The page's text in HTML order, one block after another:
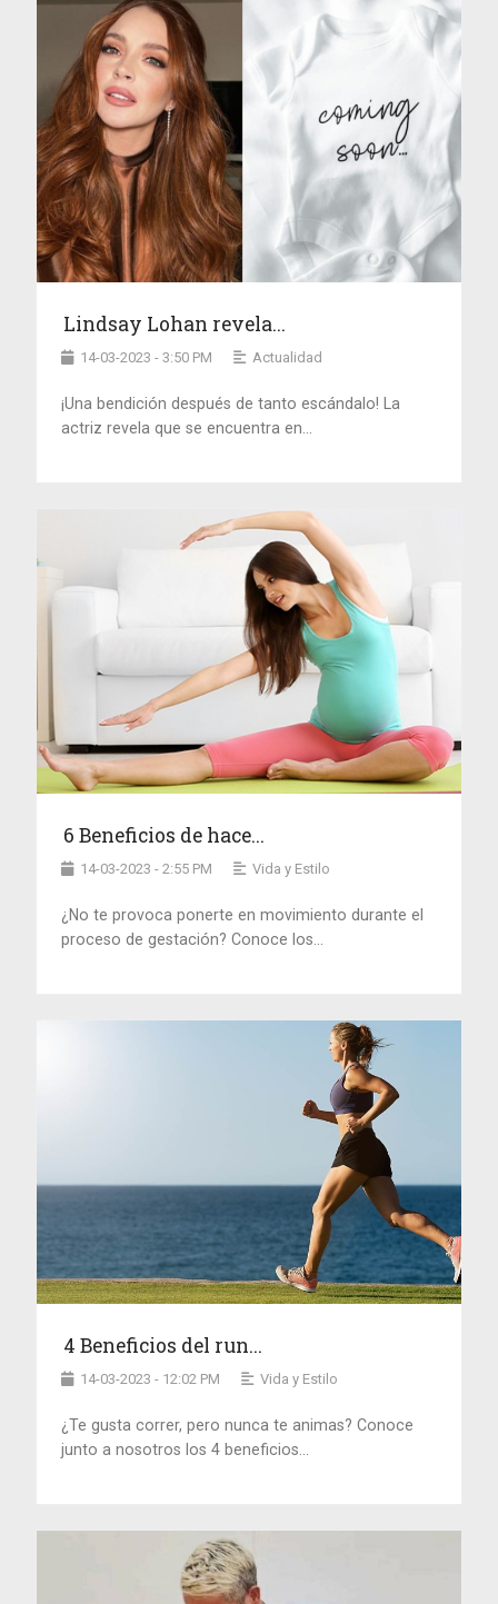
Lindsay Lohan revela...
14-03-2023 - 3:50 PM Actualidad
¡Una bendición después de tanto escándalo! La
actriz revela que se encuentra en...
6 Beneficios de hace...
14-03-2023 - 2:55 PM Vida y Estilo
¿No te provoca ponerte en movimiento durante el
proceso de gestación? Conoce los...
4 Beneficios del run...
14-03-2023 - 12:02 PM Vida y Estilo
¿Te gusta correr, pero nunca te animas? Conoce
junto a nosotros los 4 beneficios...